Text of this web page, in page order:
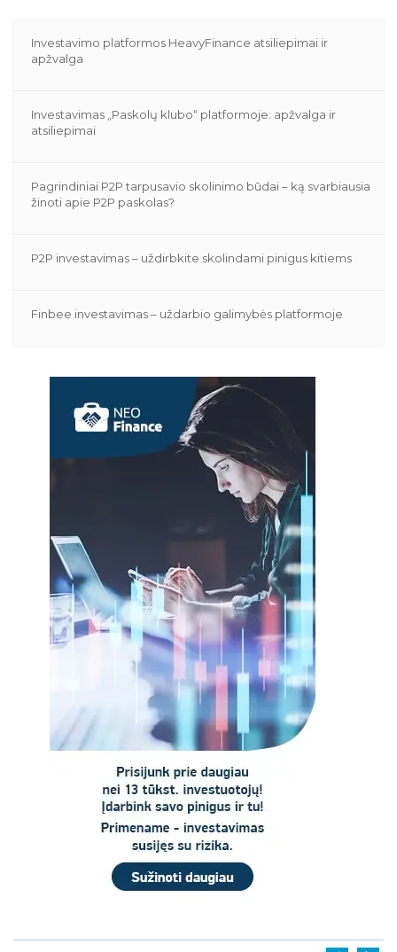
Investavimo platformos HeavyFinance atsiliepimai ir
apžvalga
Investavimas „Paskolų klubo“ platformoje: apžvalga ir
atsiliepimai
Pagrindiniai P2P tarpusavio skolinimo būdai – ką svarbiausia
žinoti apie P2P paskolas?
P2P investavimas – uždirbkite skolindami pinigus kitiems
Finbee investavimas – uždarbio galimybės platformoje